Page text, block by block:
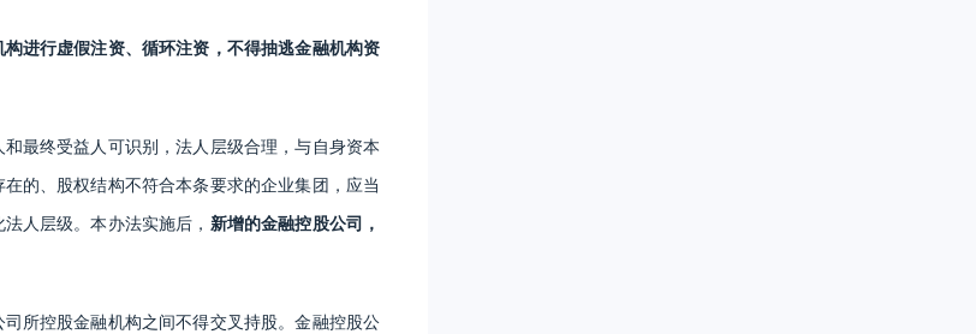
进行虚假注资、循环注资，不得抽逃金融机构资
最终受益人可识别，法人层级合理，与自身资本
的、股权结构不符合本条要求的企业集团，应当
人层级。本办法实施后， 新增的金融控股公司，
司所控股金融机构之间不得交叉持股。金融控股公